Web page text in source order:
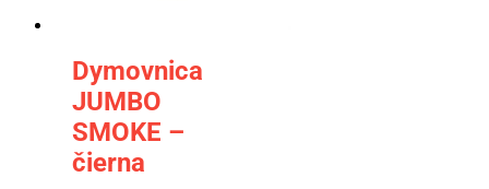
Dymovnica
JUMBO
SMOKE –
čierna